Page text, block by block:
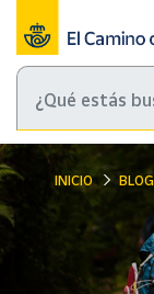
INICIO BLOG